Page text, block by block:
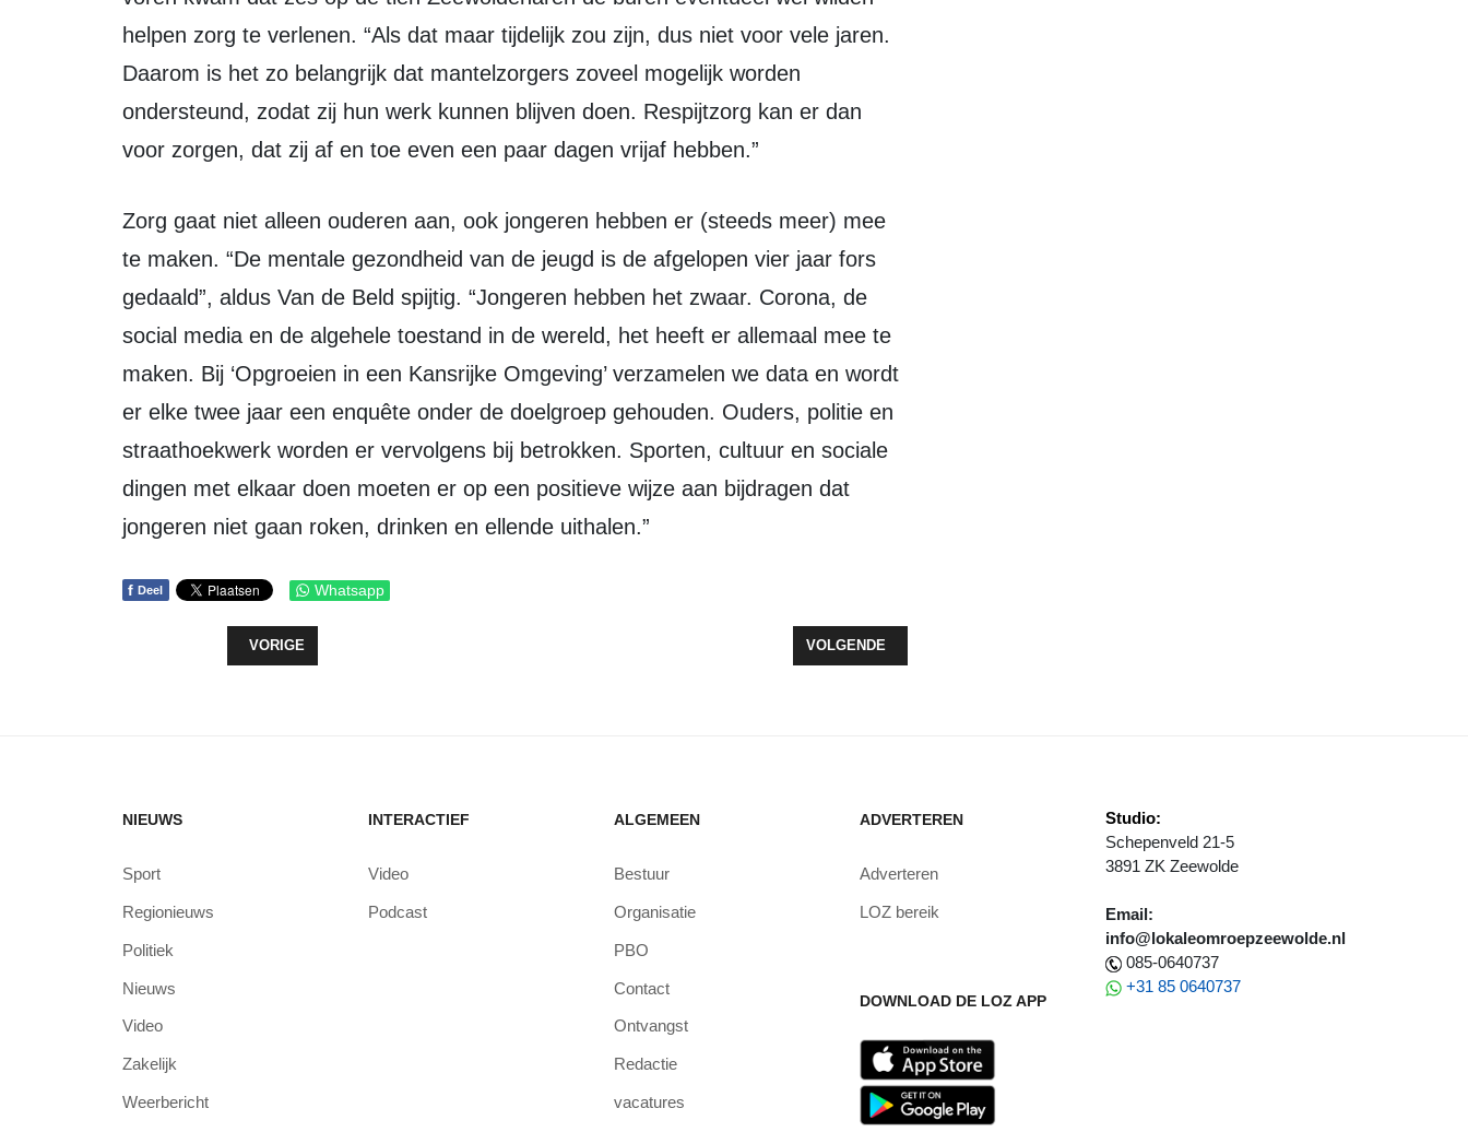
helpen zorg te verlenen. “Als dat maar tijdelijk zou zijn, dus niet voor vele jaren.
Daarom is het zo belangrijk dat mantelzorgers zoveel mogelijk worden
ondersteund, zodat zij hun werk kunnen blijven doen. Respijtzorg kan er dan
voor zorgen, dat zij af en toe even een paar dagen vrijaf hebben.”
Zorg gaat niet alleen ouderen aan, ook jongeren hebben er (steeds meer) mee
te maken. “De mentale gezondheid van de jeugd is de afgelopen vier jaar fors
gedaald”, aldus Van de Beld spijtig. “Jongeren hebben het zwaar. Corona, de
social media en de algehele toestand in de wereld, het heeft er allemaal mee te
maken. Bij ‘Opgroeien in een Kansrijke Omgeving’ verzamelen we data en wordt
er elke twee jaar een enquête onder de doelgroep gehouden. Ouders, politie en
straathoekwerk worden er vervolgens bij betrokken. Sporten, cultuur en sociale
dingen met elkaar doen moeten er op een positieve wijze aan bijdragen dat
jongeren niet gaan roken, drinken en ellende uithalen.”
f Deel Whatsapp
VORIG ARTIKEL: COLLEGE REAGEERT OP VRAGEN D66 OVER SCHONE LUCHT AKKOORD EN BATEN ZONNEPARK
VORIGE VOLGENDE ARTIKEL: DE GEMEENTERAAD IS WEER OP STRAAT IN ZEEWOLDE
VOLGENDE
NIEUWS
Sport
Regionieuws
Politiek
Nieuws
Video
Zakelijk
Weerbericht
INTERACTIEF
Video
Podcast
ALGEMEEN
Bestuur
Organisatie
PBO
Contact
Ontvangst
Redactie
vacatures
ADVERTEREN
Adverteren
LOZ bereik
DOWNLOAD DE LOZ APP
Studio:
Schepenveld 21-5
3891 ZK Zeewolde
Email:
info@lokaleomroepzeewolde.nl
085-0640737
+31 85 0640737